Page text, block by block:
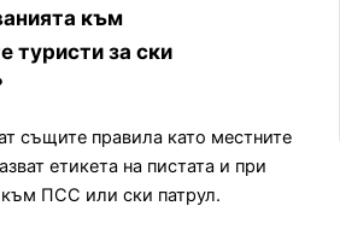
към
туристи за ски
същите правила като местните
етикета на пистата и при
ПСС или ски патрул.